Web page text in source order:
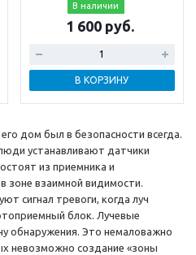
В наличии
1 600 руб.
В КОРЗИНУ
дом был в безопасности всегда.
устанавливают датчики
из приемника и
зоне взаимной видимости.
сигнал тревоги, когда луч
блок. Лучевые
обнаружения. Это немаловажно
невозможно создание «зоны